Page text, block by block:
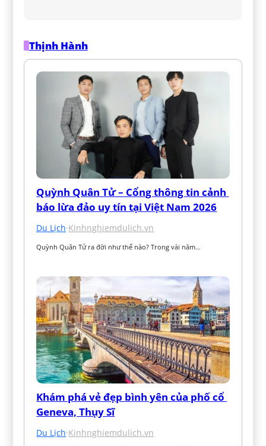
Thịnh Hành
Quỳnh Quân Tử – Cổng thông tin cảnh
báo lừa đảo uy tín tại Việt Nam 2026
Du Lịch·Kinhnghiemdulich.vn
Quỳnh Quân Tử ra đời như thế nào? Trong vài năm…
Khám phá vẻ đẹp bình yên của phố cổ
Geneva, Thụy Sĩ
Du Lịch·Kinhnghiemdulich.vn